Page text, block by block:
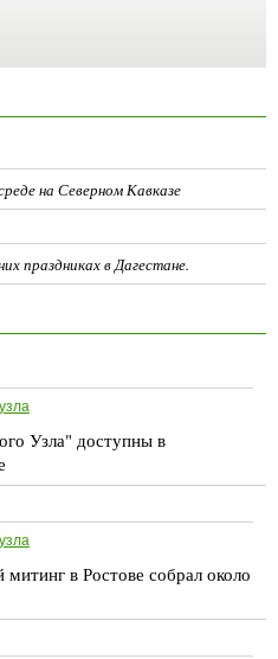
на Северном Кавказе
праздниках в Дагестане.
Узла" доступны в
в Ростове собрал около